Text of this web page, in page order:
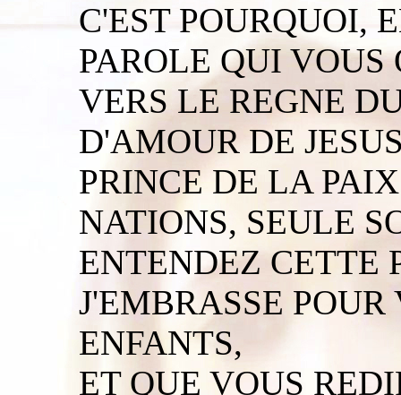
C'EST POURQUOI,
PAROLE QUI VOUS
VERS LE REGNE
D'AMOUR DE
PRINCE DE LA
NATIONS, SEULE
ENTENDEZ CETTE
J'EMBRASSE POUR
ENFANTS,
ET QUE VOUS